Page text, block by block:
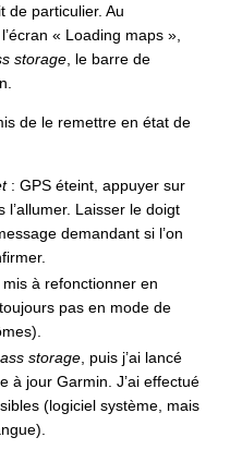
de particulier. Au
« Loading maps »,
storage , le barre de
de le remettre en état de
: GPS éteint, appuyer sur
l’allumer. Laisser le doigt
demandant si l’on
à refonctionner en
toujours pas en mode de
storage , puis j’ai lancé
à jour Garmin. J’ai effectué
(logiciel système, mais